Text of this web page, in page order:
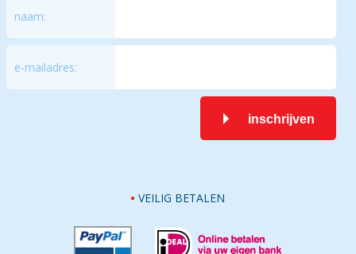
naam:
e-mailadres:
inschrijven
VEILIG BETALEN